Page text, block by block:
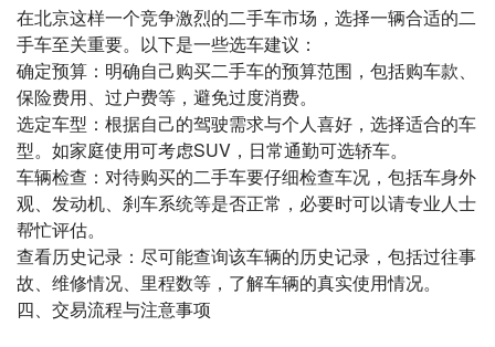
在北京这样一个竞争激烈的二手车市场，选择一辆合适的二
手车至关重要。以下是一些选车建议：
确定预算：明确自己购买二手车的预算范围，包括购车款、
保险费用、过户费等，避免过度消费。
选定车型：根据自己的驾驶需求与个人喜好，选择适合的车
型。如家庭使用可考虑SUV，日常通勤可选轿车。
车辆检查：对待购买的二手车要仔细检查车况，包括车身外
观、发动机、刹车系统等是否正常，必要时可以请专业人士
帮忙评估。
查看历史记录：尽可能查询该车辆的历史记录，包括过往事
故、维修情况、里程数等，了解车辆的真实使用情况。
四、交易流程与注意事项